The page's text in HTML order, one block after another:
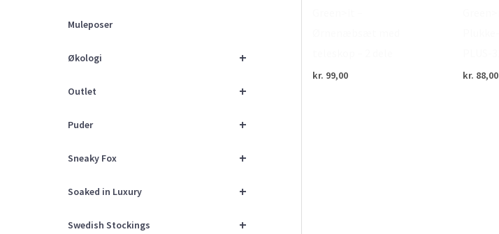
Muleposer
+
Økologi
+
Outlet
+
Puder
+
Sneaky Fox
+
Soaked in Luxury
+
Swedish Stockings
kr. 99,00 kr. 88,00